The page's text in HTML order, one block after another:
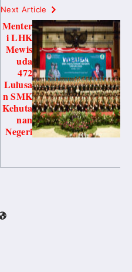
Next Article
Menter
i LHK
Mewis
uda
472
Lulusa
n SMK
Kehuta
nan
Negeri